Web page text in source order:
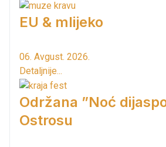
EU & mlijeko
06. Avgust. 2026.
Detaljnije...
Održana ”Noć
Ostrosu